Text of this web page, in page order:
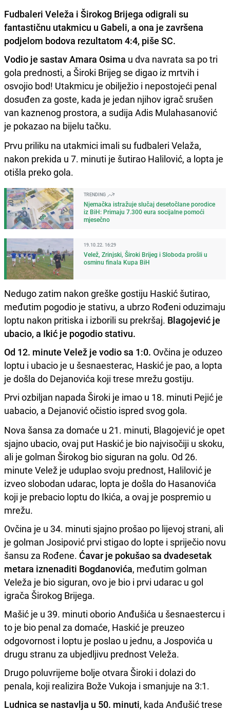
Fudbaleri Veleža i Širokog Brijega odigrali su
fantastičnu utakmicu u Gabeli, a ona je završena
podjelom bodova rezultatom 4:4, piše SC.
Vodio je sastav Amara Osima u dva navrata sa po tri
gola prednosti, a Široki Brijeg se digao iz mrtvih i
osvojio bod! Utakmicu je obilježio i nepostojeći penal
dosuđen za goste, kada je jedan njihov igrač srušen
van kaznenog prostora, a sudija Adis Mulahasanović
je pokazao na bijelu tačku.
Prvu priliku na utakmici imali su fudbaleri Velaža,
nakon prekida u 7. minuti je šutirao Halilović, a lopta je
otišla preko gola.
TRENDING
Njemačka istražuje slučaj desetočlane porodice
iz BiH: Primaju 7.300 eura socijalne pomoći
mjesečno
19.10.22. 16:29
Velež, Zrinjski, Široki Brijeg i Sloboda prošli u
osminu finala Kupa BiH
Nedugo zatim nakon greške gostiju Haskić šutirao,
međutim pogodio je stativu, a ubrzo Rođeni oduzimaju
loptu nakon pritiska i izborili su prekršaj. Blagojević je
ubacio, a Ikić je pogodio stativu.
Od 12. minute Velež je vodio sa 1:0. Ovčina je oduzeo
loptu i ubacio je u šesnaesterac, Haskić je pao, a lopta
je došla do Dejanovića koji trese mrežu gostiju.
Prvi ozbiljan napada Široki je imao u 18. minuti Pejić je
uabacio, a Dejanović očistio ispred svog gola.
Nova šansa za domaće u 21. minuti, Blagojević je opet
sjajno ubacio, ovaj put Haskić je bio najvisočiji u skoku,
ali je golman Širokog bio siguran na golu. Od 26.
minute Velež je uduplao svoju prednost, Halilović je
izveo slobodan udarac, lopta je došla do Hasanovića
koji je prebacio loptu do Ikića, a ovaj je pospremio u
mrežu.
Ovčina je u 34. minuti sjajno prošao po lijevoj strani, ali
je golman Josipović prvi stigao do lopte i spriječio novu
šansu za Rođene. Ćavar je pokušao sa dvadesetak
metara iznenaditi Bogdanovića, međutim golman
Veleža je bio siguran, ovo je bio i prvi udarac u gol
igrača Širokog Brijega.
Mašić je u 39. minuti oborio Anđušića u šesnaestercu i
to je bio penal za domaće, Haskić je preuzeo
odgovornost i loptu je poslao u jednu, a Jospovića u
drugu stranu za ubjedljivu prednost Veleža.
Drugo poluvrijeme bolje otvara Široki i dolazi do
penala, koji realizira Bože Vukoja i smanjuje na 3:1.
Ludnica se nastavlja u 50. minuti, kada Anđušić trese